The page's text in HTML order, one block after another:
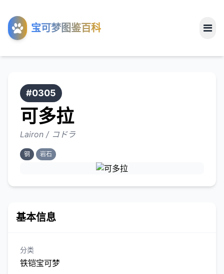
宝可梦图鉴百科
工具
关于
#0305
可多拉
Lairon / コドラ
钢 岩石
基本信息
分类
铁铠宝可梦